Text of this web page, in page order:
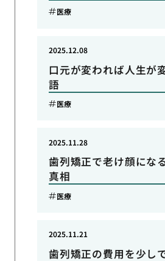
医療
口元が変われば人生が
語
2025.12.08
医療
歯列矯正で老け顔にな
真相
2025.11.28
医療
歯列矯正の費用を少し
2025.11.21